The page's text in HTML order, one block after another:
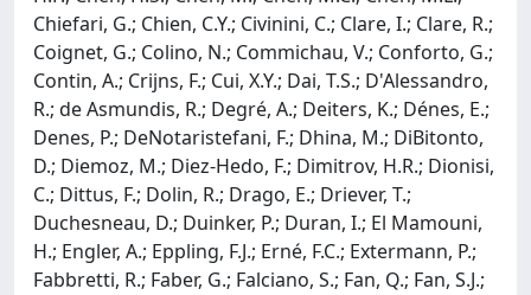
Chiefari, G.; Chien, C.Y.; Civinini, C.; Clare, I.; Clare, R.;
Coignet, G.; Colino, N.; Commichau, V.; Conforto, G.;
Contin, A.; Crijns, F.; Cui, X.Y.; Dai, T.S.; D'Alessandro,
R.; de Asmundis, R.; Degré, A.; Deiters, K.; Dénes, E.;
Denes, P.; DeNotaristefani, F.; Dhina, M.; DiBitonto,
D.; Diemoz, M.; Diez-Hedo, F.; Dimitrov, H.R.; Dionisi,
C.; Dittus, F.; Dolin, R.; Drago, E.; Driever, T.;
Duchesneau, D.; Duinker, P.; Duran, I.; El Mamouni,
H.; Engler, A.; Eppling, F.J.; Erné, F.C.; Extermann, P.;
Fabbretti, R.; Faber, G.; Falciano, S.; Fan, Q.; Fan, S.J.;